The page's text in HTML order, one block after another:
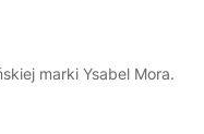
marki Ysabel Mora.